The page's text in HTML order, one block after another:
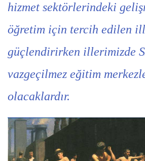
hizmet sektörlerindeki
öğretim için tercih edilen
güçlendirirken illerimizde
vazgeçilmez eğitim
olacaklardır.